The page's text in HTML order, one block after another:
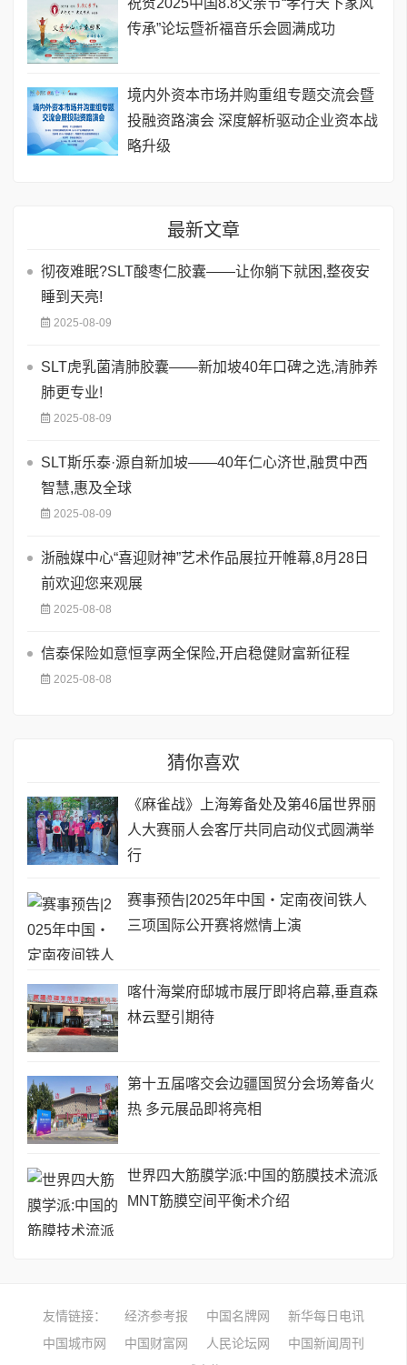
祝贺2025中国8.8父亲节“孝行天下家风
传承”论坛暨祈福音乐会圆满成功
境内外资本市场并购重组专题交流会暨
投融资路演会 深度解析驱动企业资本战
略升级
最新文章
彻夜难眠?SLT酸枣仁胶囊——让你躺下就困,整夜安
睡到天亮!
2025-08-09
SLT虎乳菌清肺胶囊——新加坡40年口碑之选,清肺养
肺更专业!
2025-08-09
SLT斯乐泰·源自新加坡——40年仁心济世,融贯中西
智慧,惠及全球
2025-08-09
浙融媒中心“喜迎财神”艺术作品展拉开帷幕,8月28日
前欢迎您来观展
2025-08-08
信泰保险如意恒享两全保险,开启稳健财富新征程
2025-08-08
猜你喜欢
《麻雀战》上海筹备处及第46届世界丽
人大赛丽人会客厅共同启动仪式圆满举
行
赛事预告|2025年中国・定南夜间铁人
三项国际公开赛将燃情上演
喀什海棠府邸城市展厅即将启幕,垂直森
林云墅引期待
第十五届喀交会边疆国贸分会场筹备火
热 多元展品即将亮相
世界四大筋膜学派:中国的筋膜技术流派
MNT筋膜空间平衡术介绍
友情链接： 经济参考报 中国名牌网
新华每日电讯
中国城市网
中国财富网 人民论坛网
中国新闻周刊